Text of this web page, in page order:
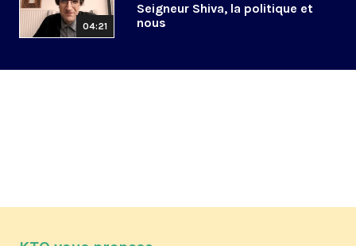
04:21
Seigneur Shiva, la politique et
nous